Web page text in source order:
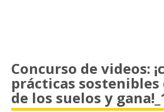
Concurso de videos:
prácticas sostenibles
de los suelos y